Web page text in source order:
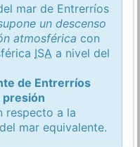
mar de Entrerríos
un descenso
atmosférica con
ISA a nivel del
de Entrerríos
presión
respecto a la
mar equivalente.